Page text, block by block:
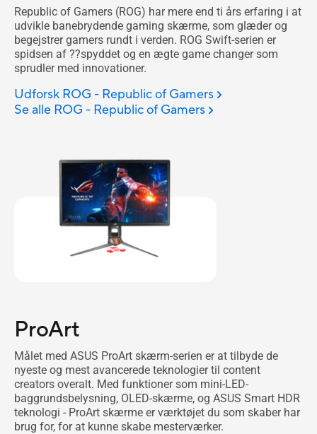
Republic of Gamers (ROG) har mere end ti års erfaring i at
udvikle banebrydende gaming skærme, som glæder og
begejstrer gamers rundt i verden. ROG Swift-serien er
spidsen af ??spyddet og en ægte game changer som
sprudler med innovationer.
Udforsk ROG - Republic of Gamers
Se alle ROG - Republic of Gamers
ProArt
Målet med ASUS ProArt skærm-serien er at tilbyde de
nyeste og mest avancerede teknologier til content
creators overalt. Med funktioner som mini-LED-
baggrundsbelysning, OLED-skærme, og ASUS Smart HDR
teknologi - ProArt skærme er værktøjet du som skaber har
brug for, for at kunne skabe mesterværker.